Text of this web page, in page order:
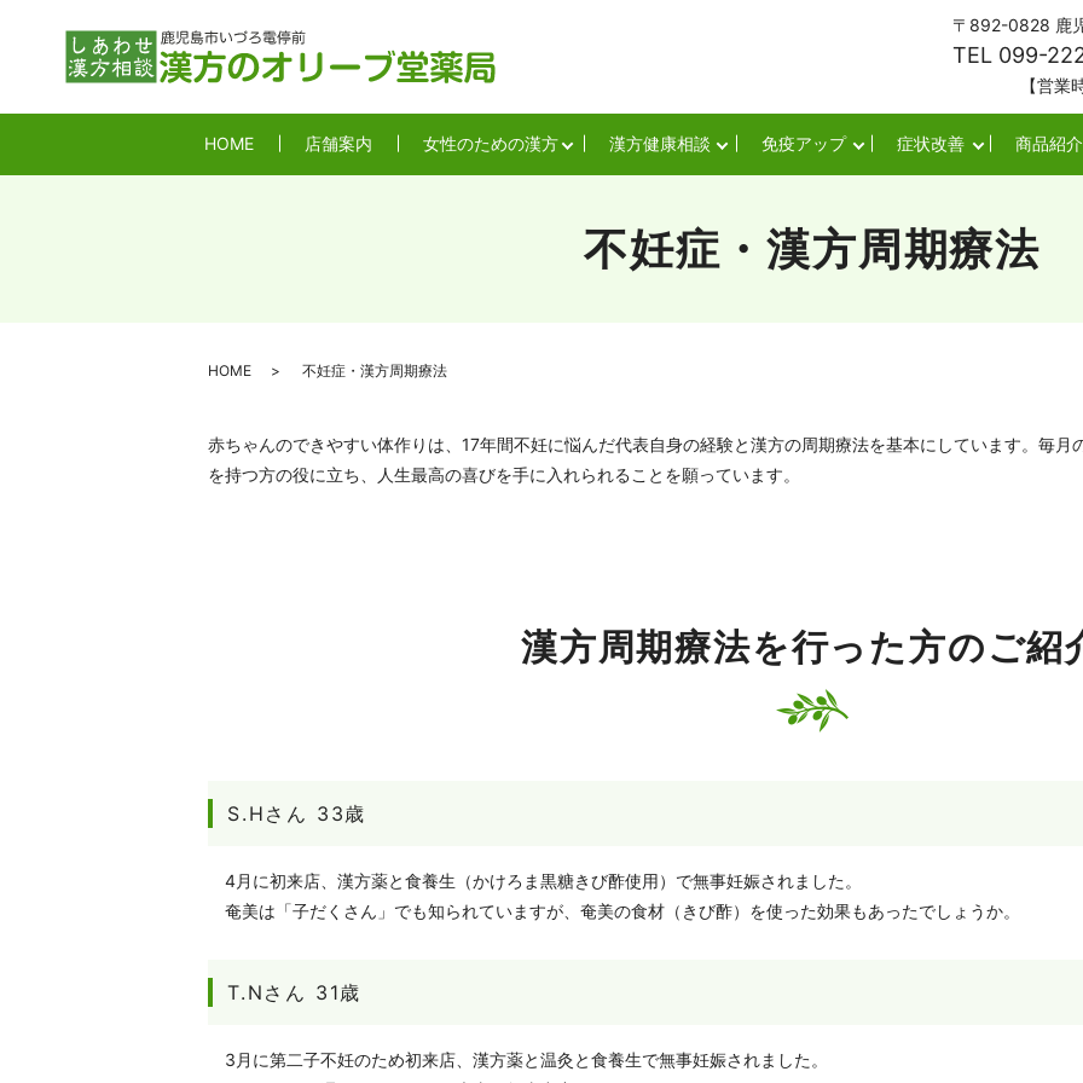
〒892-0828 鹿
TEL 099-
【営業時間
HOME 店舗案内 女性のための漢方 漢方健康相談 免疫アップ 症状改善 商品紹介
不妊症・漢方周期療法
HOME 不妊症・漢方周期療法
赤ちゃんのできやすい体作りは、17年間不妊に悩んだ代表自身の経験と漢方の周期療法を基本にしています。毎
を持つ方の役に立ち、人生最高の喜びを手に入れられることを願っています。
漢方周期療法を行った方のご紹
S.Hさん 33歳
4月に初来店、漢方薬と食養生（かけろま黒糖きび酢使用）で無事妊娠されました。
奄美は「子だくさん」でも知られていますが、奄美の食材（きび酢）を使った効果もあったでしょうか。
T.Nさん 31歳
3月に第二子不妊のため初来店、漢方薬と温灸と食養生で無事妊娠されました。